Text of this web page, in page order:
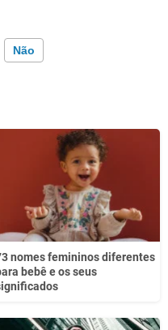
Não
incorreta
que procuro
nomes femininos diferentes
bebê e os seus